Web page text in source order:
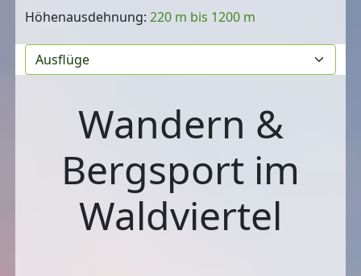
Höhenausdehnung:220 m bis 1200 m
Wandern &
Bergsport im
Waldviertel